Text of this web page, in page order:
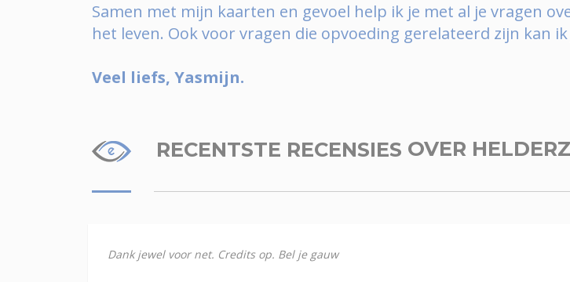
Samen met mijn kaarten en gevoel help ik je met al je vragen
het leven. Ook voor vragen die opvoeding gerelateerd zijn kan
Veel liefs, Yasmijn.
RECENTSTE RECENSIES OVER
Dank jewel voor net. Credits op. Bel je gauw